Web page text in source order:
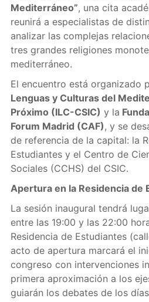
Mediterráneo”, una cita
reunirá a especialistas de
analizar las complejas
tres grandes religiones
mediterráneo.
El encuentro está organizado
Lenguas y Culturas del
Próximo (ILC-CSIC) y la
Forum Madrid (CAF), y se
de referencia de la capital: la
Estudiantes y el Centro de
Sociales (CCHS) del CSIC.
Apertura en la Residencia de
La sesión inaugural tendrá
entre las 19:00 y las 22:00
Residencia de Estudiantes
acto de apertura marcará el
congreso con intervenciones
primera aproximación a los
guiarán los debates de los